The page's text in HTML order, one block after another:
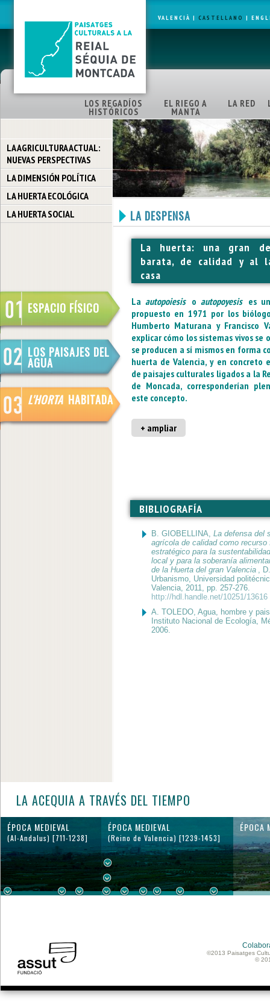
VALENCIÀ | CASTELLANO |
LOS REGADÍOS
HISTÓRICOS
EL RIEGO A
MANTA
LA RED
LA AGRICULTURA ACTUAL:
NUEVAS PERSPECTIVAS
LA DIMENSIÓN POLÍTICA
LA HUERTA ECOLÓGICA
LA HUERTA SOCIAL
ESPACIO FÍSICO
LOS PAISAJES DEL
AGUA
L'HORTA HABITADA
LA DESPENSA
La huerta: una gran
barata, de calidad y al
casa
La autopoiesis oautopoyesis es
propuesto en 1971 por los
Humberto Maturana y Francisco
explicar cómo los sistemas vivos se
se producen a sí mismos en forma
huerta de Valencia, y en concreto
de paisajes culturales ligados a la
de Moncada, corresponderían
este concepto.
+ ampliar
BIBLIOGRAFÍA
B. GIOBELLINA, La defensa del
agrícola de calidad como recurso
estratégico para la
local y para la soberanía
de la Huerta del gran Valencia , D.
Urbanismo, Universidad
Valencia, 2011, pp. 257-276.
http://hdl.handle.net/10251/13616
A. TOLEDO, Agua, hombre y
Instituto Nacional de Ecología,
2006.
LA ACEQUIA A TRAVÉS DEL TIEMPO
ÉPOCA MEDIEVAL
(Al-Andalus) [711-1238]
ÉPOCA MEDIEVAL
(Reino de Valencia) [1239-1453]
ÉPOCA
©2013 Paisatges
©